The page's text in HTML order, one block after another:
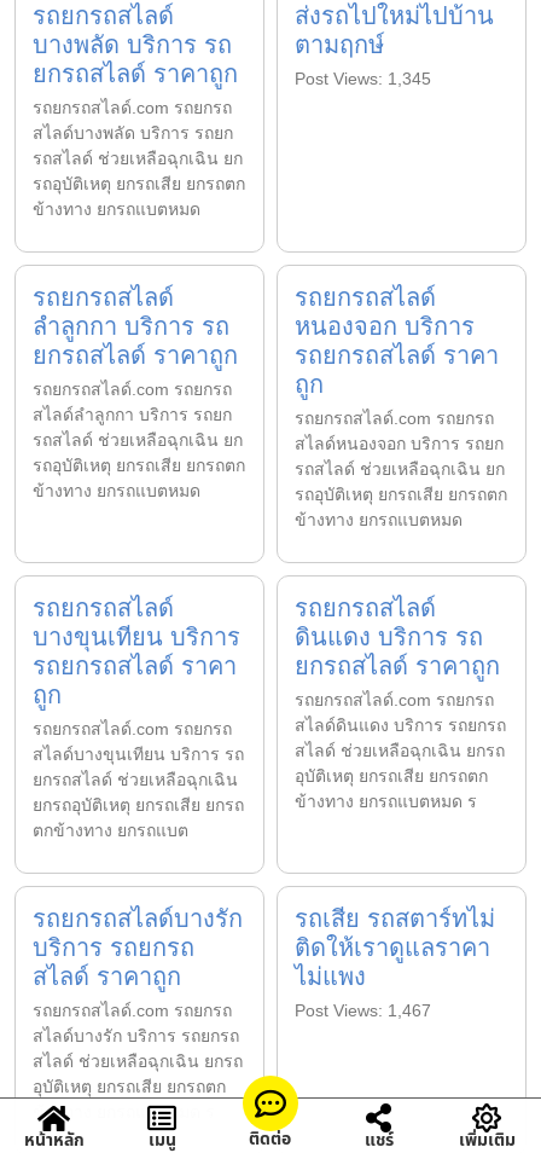
รถยกรถสไลด์
บางพลัด บริการ รถ
ยกรถสไลด์ ราคาถูก
รถยกรถสไลด์.com รถยกรถ
สไลด์บางพลัด บริการ รถยก
รถสไลด์ ช่วยเหลือฉุกเฉิน ยก
รถอุบัติเหตุ ยกรถเสีย ยกรถตก
ข้างทาง ยกรถแบตหมด
ส่งรถไปใหม่ไปบ้าน
ตามฤกษ์
Post Views: 1,345
รถยกรถสไลด์
ลำลูกกา บริการ รถ
ยกรถสไลด์ ราคาถูก
รถยกรถสไลด์.com รถยกรถ
สไลด์ลำลูกกา บริการ รถยก
รถสไลด์ ช่วยเหลือฉุกเฉิน ยก
รถอุบัติเหตุ ยกรถเสีย ยกรถตก
ข้างทาง ยกรถแบตหมด
รถยกรถสไลด์
หนองจอก บริการ
รถยกรถสไลด์ ราคา
ถูก
รถยกรถสไลด์.com รถยกรถ
สไลด์หนองจอก บริการ รถยก
รถสไลด์ ช่วยเหลือฉุกเฉิน ยก
รถอุบัติเหตุ ยกรถเสีย ยกรถตก
ข้างทาง ยกรถแบตหมด
รถยกรถสไลด์
บางขุนเทียน บริการ
รถยกรถสไลด์ ราคา
ถูก
รถยกรถสไลด์.com รถยกรถ
สไลด์บางขุนเทียน บริการ รถ
ยกรถสไลด์ ช่วยเหลือฉุกเฉิน
ยกรถอุบัติเหตุ ยกรถเสีย ยกรถ
ตกข้างทาง ยกรถแบต
รถยกรถสไลด์
ดินแดง บริการ รถ
ยกรถสไลด์ ราคาถูก
รถยกรถสไลด์.com รถยกรถ
สไลด์ดินแดง บริการ รถยกรถ
สไลด์ ช่วยเหลือฉุกเฉิน ยกรถ
อุบัติเหตุ ยกรถเสีย ยกรถตก
ข้างทาง ยกรถแบตหมด ร
รถยกรถสไลด์บางรัก
บริการ รถยกรถ
สไลด์ ราคาถูก
รถยกรถสไลด์.com รถยกรถ
สไลด์บางรัก บริการ รถยกรถ
สไลด์ ช่วยเหลือฉุกเฉิน ยกรถ
อุบัติเหตุ ยกรถเสีย ยกรถตก
ข้างทาง ยกรถแบตหมด ร
รถเสีย รถสตาร์ทไม่
ติดให้เราดูแลราคา
ไม่แพง
Post Views: 1,467
หน้าหลัก เมนู ติดต่อ แชร์ เพิ่มเติม